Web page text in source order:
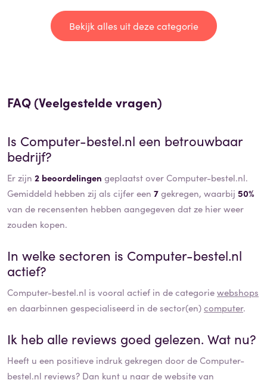
Bekijk alles uit deze categorie
FAQ (Veelgestelde vragen)
Is Computer-bestel.nl een betrouwbaar
bedrijf?
Er zijn 2 beoordelingen geplaatst over Computer-bestel.nl.
Gemiddeld hebben zij als cijfer een 7gekregen, waarbij 50%
van de recensenten hebben aangegeven dat ze hier weer
zouden kopen.
In welke sectoren is Computer-bestel.nl
actief?
Computer-bestel.nl is vooral actief in de categoriewebshops
en daarbinnen gespecialiseerd in de sector(en)computer.
Ik heb alle reviews goed gelezen. Wat nu?
Heeft u een positieve indruk gekregen door deComputer-
bestel.nl reviews? Dan kunt u naar de website van